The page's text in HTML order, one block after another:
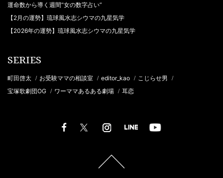
運命数から導く週間“女の数字占い”
【2月の運勢】琉球風水志シウマの九星気学
【2026年の運勢】琉球風水志シウマの九星気学
SERIES
町田啓太 / お受験ママの相談室 / editor_kao / こじらせ男 /
宝塚歌劇団OG / ワーママあるある劇場 / 耳恋